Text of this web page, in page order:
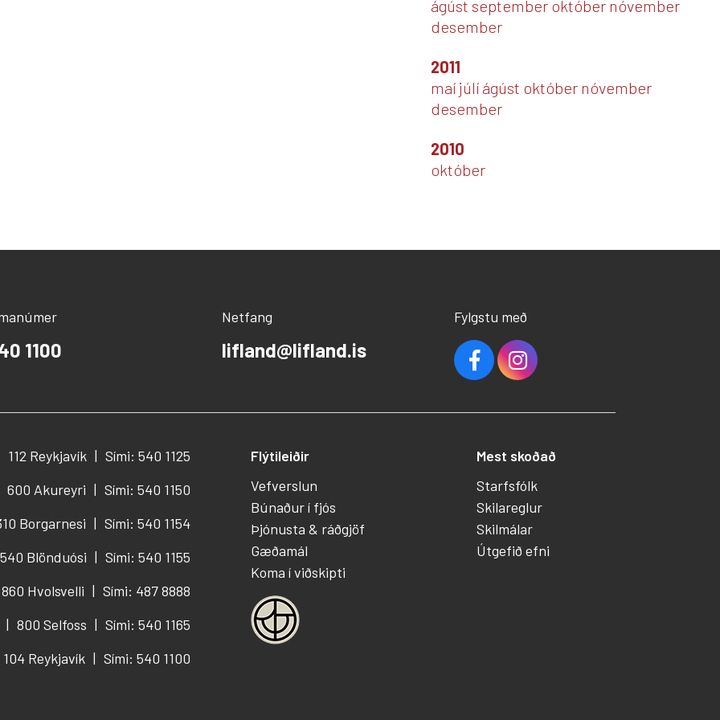
ágúst september október nóvember
desember
2011
maí júlí ágúst október nóvember
desember
2010
október
1100
Netfang
lifland@lifland.is
Fylgstu með
112 Reykjavík
Sími: 540 1125
600 Akureyri
Sími: 540 1150
Borgarnesi
Sími: 540 1154
540 Blönduósi
Sími: 540 1155
860 Hvolsvelli
Sími: 487 8888
800 Selfoss
Sími: 540 1165
104 Reykjavík
Sími: 540 1100
Flýtileiðir
Vefverslun
Búnaður í fjós
Þjónusta & ráðgjöf
Gæðamál
Koma í viðskipti
Mest skoðað
Starfsfólk
Skilareglur
Skilmálar
Útgefið efni